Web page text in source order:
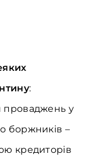
:
проваджень у
боржників –
кредиторів